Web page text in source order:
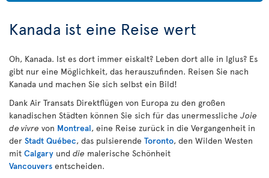
Kanada ist eine Reise wert
Oh, Kanada. Ist es dort immer eiskalt? Leben dort alle in Iglus? Es
gibt nur eine Möglichkeit, das herauszufinden. Reisen Sie nach
Kanada und machen Sie sich selbst ein Bild!
Dank Air Transats Direktflügen von Europa zu den großen
kanadischen Städten können Sie sich für das unermessliche Joie
de vivre von Montreal, eine Reise zurück in die Vergangenheit in
der Stadt Québec, das pulsierende Toronto, den Wilden Westen
mit Calgary und die malerische Schönheit
Vancouvers entscheiden.